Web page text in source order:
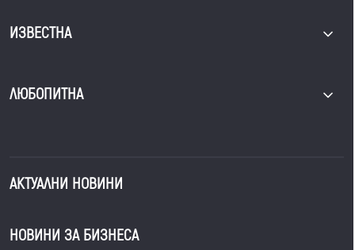
ИЗВЕСТНА
ЛЮБОПИТНА
АКТУАЛНИ НОВИНИ
НОВИНИ ЗА БИЗНЕСА